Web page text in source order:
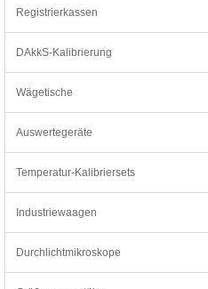
Registrierkassen
DAkkS-Kalibrierung
Wägetische
Auswertegeräte
Temperatur-Kalibriersets
Industriewaagen
Durchlichtmikroskope